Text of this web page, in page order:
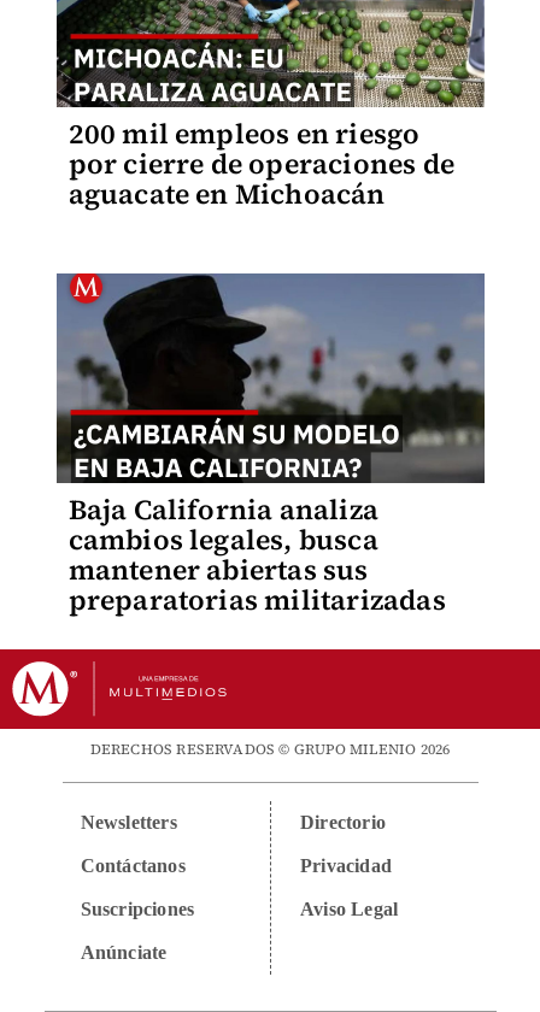
200 mil empleos en riesgo
por cierre de operaciones de
aguacate en Michoacán
Baja California analiza
cambios legales, busca
mantener abiertas sus
preparatorias militarizadas
DERECHOS RESERVADOS © GRUPO MILENIO 2026
Newsletters
Contáctanos
Suscripciones
Anúnciate
Directorio
Privacidad
Aviso Legal